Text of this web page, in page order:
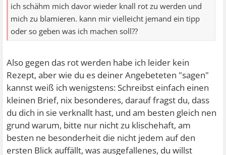
ich schähm mich davor wieder knall rot zu werden und
mich zu blamieren. kann mir vielleicht jemand ein tipp
oder so geben was ich machen soll??
Also gegen das rot werden habe ich leider kein
Rezept, aber wie du es deiner Angebeteten "sagen"
kannst weiß ich wenigstens: Schreibst einfach einen
kleinen Brief, nix besonderes, darauf fragst du, dass
du dich in sie verknallt hast, und am besten gleich nen
grund warum, bitte nur nicht zu klischehaft, am
besten ne besonderheit die nicht jedem auf den
ersten Blick auffällt, was ausgefallenes, du willst